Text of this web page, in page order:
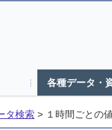
各種データ・
タ検索 > １時間ごとの